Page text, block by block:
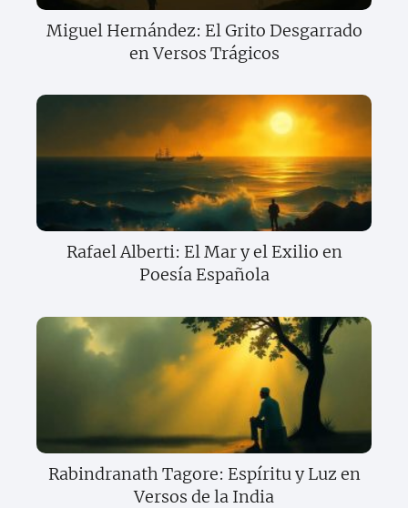
Miguel Hernández: El Grito Desgarrado
en Versos Trágicos
Rafael Alberti: El Mar y el Exilio en
Poesía Española
Rabindranath Tagore: Espíritu y Luz en
Versos de la India